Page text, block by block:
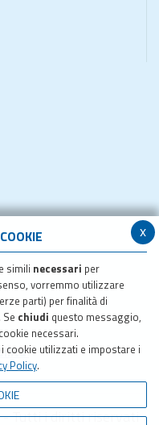
x
simili necessari per
vorremmo utilizzare
parti) per finalità di
chiudi questo messaggio,
necessari.
cookie utilizzati e impostare i
Policy.
- Tutti i diritti riservati